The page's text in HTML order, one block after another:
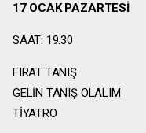
17 OCAK PAZARTESİ
SAAT: 19.30
FIRAT TANIŞ
GELİN TANIŞ OLALIM
TİYATRO